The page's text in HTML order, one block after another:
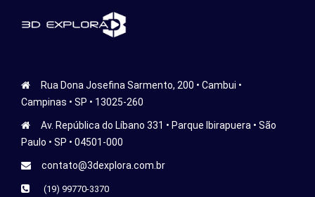
Rua Dona Josefina Sarmento, 200 • Cambui •
Campinas • SP • 13025-260
Av. República do Líbano 331 • Parque Ibirapuera • São
Paulo • SP • 04501-000
contato@3dexplora.com.br
(19) 99770-3370